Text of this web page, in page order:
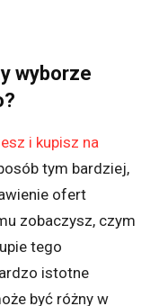
wyborze
i kupisz na
tym bardziej,
ofert
zobaczysz, czym
tego
istotne
być różny w